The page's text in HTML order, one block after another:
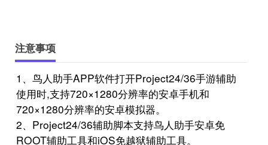
注意事项
1、鸟人助手APP软件打开Project24/36手游辅助
使用时,支持720×1280分辨率的安卓手机和
720×1280分辨率的安卓模拟器。
2、Project24/36辅助脚本支持鸟人助手安卓免
ROOT辅助工具和iOS免越狱辅助工具。